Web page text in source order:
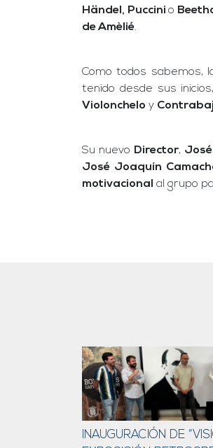
Händel, Puccinio
de Amèlié.
Como todos sabemos,
tenido desde sus
Violonchelo y
Su nuevo Director,
José Joaquín
motivacional al grupo
INAUGURACIÓN DE